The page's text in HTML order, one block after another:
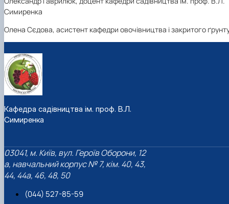
Симиренка
Олена Сєдова, асистент кафедри овочівництва і закритого
Кафедра садівництва ім. проф. В.Л.
Симиренка
03041, м. Київ, вул. Героїв Оборони, 12
а, навчальний корпус № 7, кім. 40, 43,
44, 44а, 46, 48, 50
(044) 527-85-59